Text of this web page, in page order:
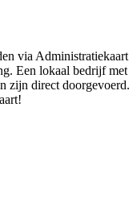
via Administratiekaart
Een lokaal bedrijf met
zijn direct doorgevoerd.